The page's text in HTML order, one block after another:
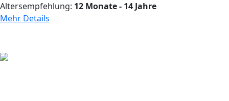
Altersempfehlung: 12 Monate - 14 Jahre
Mehr Details